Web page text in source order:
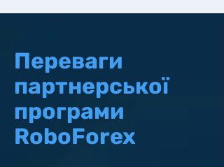
Переваги
партнерської
програми
RoboForex